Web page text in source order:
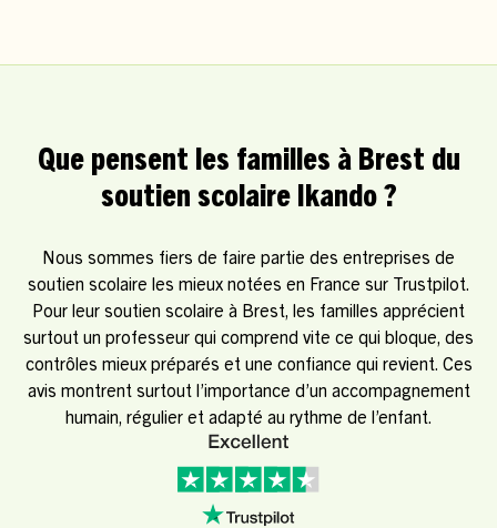
Que pensent les familles à Brest du
soutien scolaire Ikando ?
Nous sommes fiers de faire partie des entreprises de
soutien scolaire les mieux notées en France sur Trustpilot.
Pour leur soutien scolaire à Brest, les familles apprécient
surtout un professeur qui comprend vite ce qui bloque, des
contrôles mieux préparés et une confiance qui revient. Ces
avis montrent surtout l’importance d’un accompagnement
humain, régulier et adapté au rythme de l’enfant.